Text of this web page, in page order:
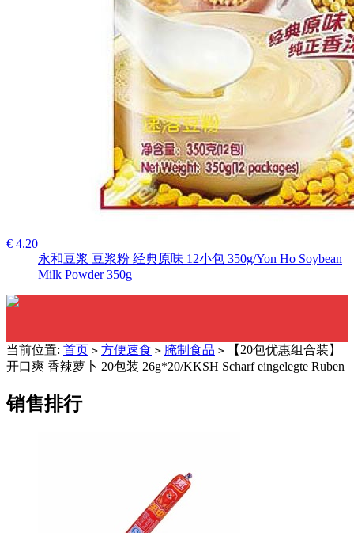
€ 4.20
永和豆浆 豆浆粉 经典原味 12小包 350g/Yon Ho Soybean
Milk Powder 350g
当前位置: 首页 > 方便速食 > 腌制食品 > 【20包优惠组合装】
开口爽 香辣萝卜 20包装 26g*20/KKSH Scharf eingelegte Ruben
销售排行